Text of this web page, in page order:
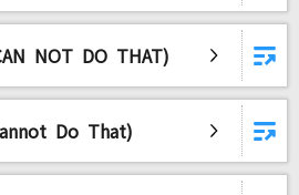
NOT DO THAT)
Do That)